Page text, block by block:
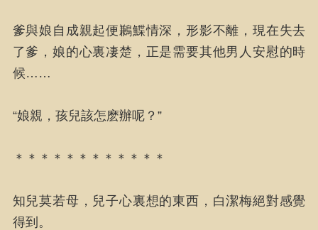
爹與娘自成親起便鶼鰈情深，形影不離，現在失去
了爹，娘的心裏凄楚，正是需要其他男人安慰的時
候……
“娘親，孩兒該怎麽辦呢？”
＊＊＊＊＊＊＊＊＊＊＊＊
知兒莫若母，兒子心裏想的東西，白潔梅絕對感覺
得到。